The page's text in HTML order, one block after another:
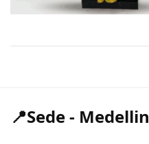
📍Sede - Medellin